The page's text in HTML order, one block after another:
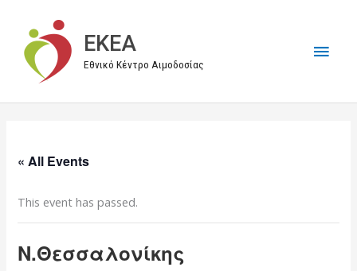
περιεχόμενο
EKEA
Εθνικό Κέντρο Αιμοδοσίας
« All Events
This event has passed.
Ν.Θεσσαλονίκης